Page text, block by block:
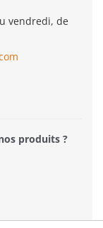
vendredi, de
produits ?